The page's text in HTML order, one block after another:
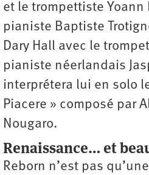
et le trompettiste
pianiste Baptiste
Dary Hall avec le
pianiste néerlandais
interprétera lui en solo
Piacere » composé par
Nougaro.
Renaissance… et
Reborn n’est pas